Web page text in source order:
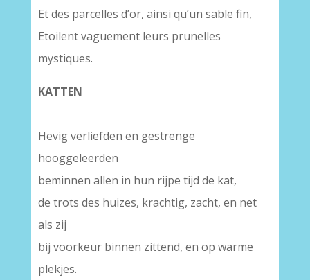
Et des parcelles d’or, ainsi qu’un sable fin,
Etoilent vaguement leurs prunelles
mystiques.
KATTEN
Hevig verliefden en gestrenge
hooggeleerden
beminnen allen in hun rijpe tijd de kat,
de trots des huizes, krachtig, zacht, en net
als zij
bij voorkeur binnen zittend, en op warme
plekjes.